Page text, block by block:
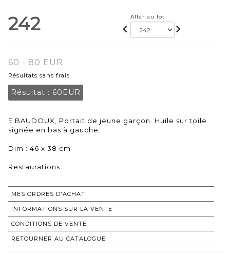
242 Aller au lot
60 - 80 EUR
Résultats sans frais
Résultat : 60EUR
E BAUDOUX, Portait de jeune garçon. Huile sur toile
signée en bas à gauche.
Dim : 46 x 38 cm
Restaurations
MES ORDRES D'ACHAT
INFORMATIONS SUR LA VENTE
CONDITIONS DE VENTE
RETOURNER AU CATALOGUE